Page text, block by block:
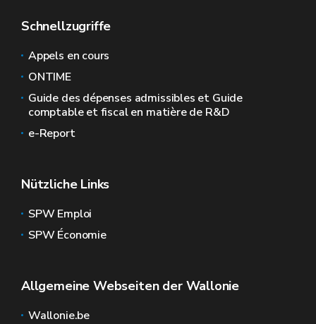
Schnellzugriffe
Appels en cours
ONTIME
Guide des dépenses admissibles et Guide
comptable et fiscal en matière de R&D
e-Report
Nützliche Links
SPW Emploi
SPW Économie
Allgemeine Webseiten der Wallonie
Wallonie.be